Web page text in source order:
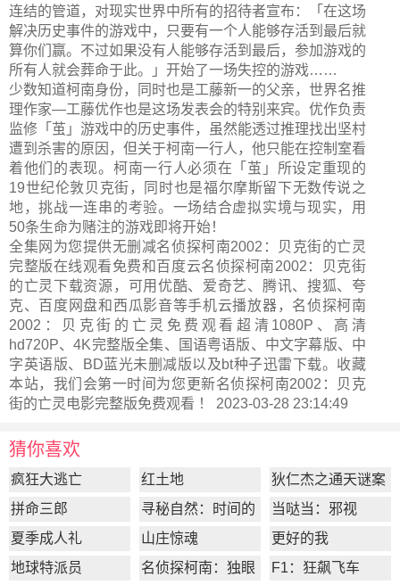
连结的管道，对现实世界中所有的招待者宣布：「在这场
解决历史事件的游戏中，只要有一个人能够存活到最后就
算你们赢。不过如果没有人能够存活到最后，参加游戏的
所有人就会葬命于此。」开始了一场失控的游戏……
少数知道柯南身份，同时也是工藤新一的父亲，世界名推
理作家—工藤优作也是这场发表会的特别来宾。优作负责
监修「茧」游戏中的历史事件，虽然能透过推理找出坚村
遭到杀害的原因，但关于柯南一行人，他只能在控制室看
着他们的表现。柯南一行人必须在「茧」所设定重现的
19世纪伦敦贝克街，同时也是福尔摩斯留下无数传说之
地，挑战一连串的考验。一场结合虚拟实境与现实，用
50条生命为赌注的游戏即将开始！
全集网为您提供无删减名侦探柯南2002：贝克街的亡灵
完整版在线观看免费和百度云名侦探柯南2002：贝克街
的亡灵下载资源，可用优酷、爱奇艺、腾讯、搜狐、夸
克、百度网盘和西瓜影音等手机云播放器，名侦探柯南
2002：贝克街的亡灵免费观看超清1080P、高清
hd720P、4K完整版全集、国语粤语版、中文字幕版、中
字英语版、BD蓝光未删减版以及bt种子迅雷下载。收藏
本站，我们会第一时间为您更新名侦探柯南2002：贝克
街的亡灵电影完整版免费观看 ！ 2023-03-28 23:14:49
猜你喜欢
疯狂大逃亡 红土地
狄仁杰之通天谜案
拼命三郎
寻秘自然：时间的
形状
当哒当：邪视
夏季成人礼
山庄惊魂
更好的我
地球特派员
名侦探柯南：独眼 F1：狂飙飞车